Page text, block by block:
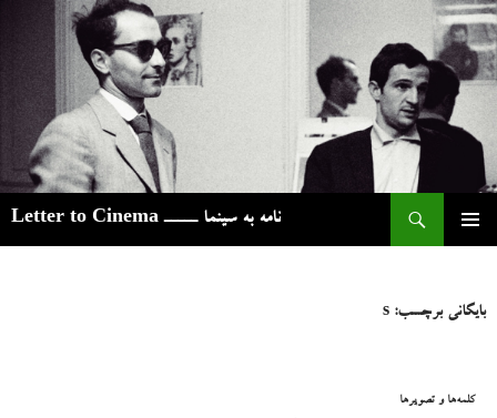
نامه به سینما ـــــ Letter to Cinema
بایگانی برچسب: s
کلمه‌ها و تصویرها